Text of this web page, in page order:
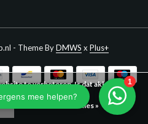
- Theme ByDMWS x Plus+
te verbeteren. Is dat akkoord?
Meer over cookies »